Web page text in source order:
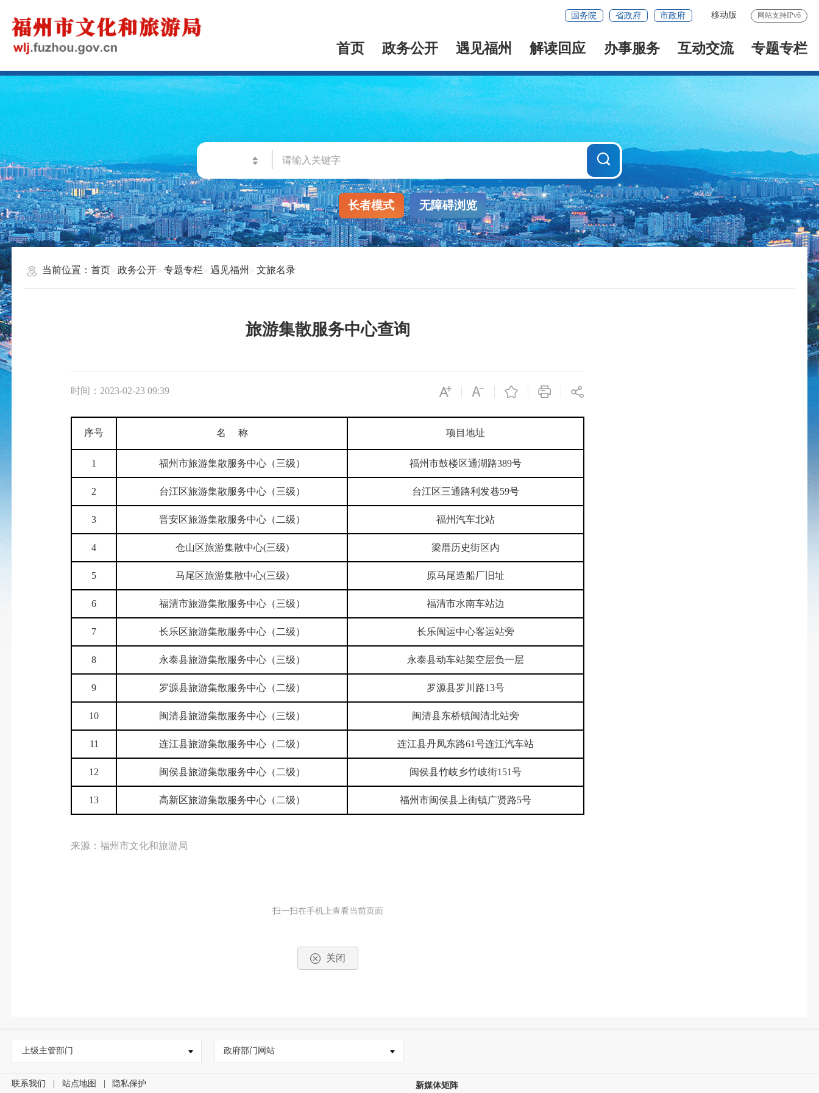
国务院 省政府 市政府 移动版 网站支持IPv6
首页 政务公开 遇见福州 解读回应 办事服务 互动交流 专题专栏
长者模式 无障碍浏览
当前位置：首页 政务公开 专题专栏 遇见福州 文旅名录
旅游集散服务中心查询
时间：2023-02-23 09:39
序号 名 称 项目地址
1 福州市旅游集散服务中心（三级） 福州市鼓楼区通湖路389号
2 台江区旅游集散服务中心（三级） 台江区三通路利发巷59号
3 晋安区旅游集散服务中心（二级） 福州汽车北站
4 仓山区旅游集散中心(三级) 梁厝历史街区内
5 马尾区旅游集散中心(三级) 原马尾造船厂旧址
6 福清市旅游集散服务中心（三级） 福清市水南车站边
7 长乐区旅游集散服务中心（二级） 长乐闽运中心客运站旁
8 永泰县旅游集散服务中心（三级） 永泰县动车站架空层负一层
9 罗源县旅游集散服务中心（二级） 罗源县罗川路13号
10 闽清县旅游集散服务中心（三级） 闽清县东桥镇闽清北站旁
11 连江县旅游集散服务中心（二级） 连江县丹凤东路61号连江汽车站
12 闽侯县旅游集散服务中心（二级） 闽侯县竹岐乡竹岐街151号
13 高新区旅游集散服务中心（二级） 福州市闽侯县上街镇广贤路5号
来源：福州市文化和旅游局
扫一扫在手机上查看当前页面
关闭
上级主管部门 政府部门网站
联系我们 | 站点地图 | 隐私保护 新媒体矩阵